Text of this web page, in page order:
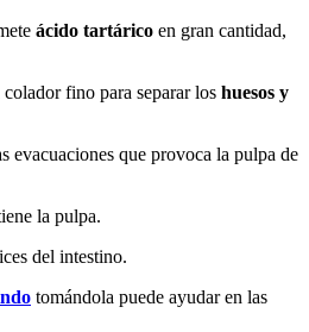
ácido tartárico en gran cantidad,
fino para separar los huesos y
evacuaciones que provoca la pulpa de
la pulpa.
del intestino.
tomándola puede ayudar en las